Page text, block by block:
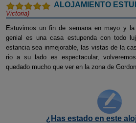
ALOJAMIENTO
Victoria)
Estuvimos un fin de semana en mayo y
genial es una casa estupenda con todo
estancia sea inmejorable, las vistas de la
rio a su lado es espectacular,
quedado mucho que ver en la zona de
¿Has estado en este